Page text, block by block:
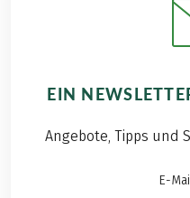
EIN
Angebote, Tipps und
E-